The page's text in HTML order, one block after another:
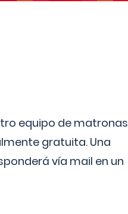
equipo de matronas
gratuita. Una
vía mail en un